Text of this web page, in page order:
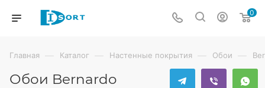
0
Главная — Каталог — Настенные покрытия — Обои —
Обои Bernardo